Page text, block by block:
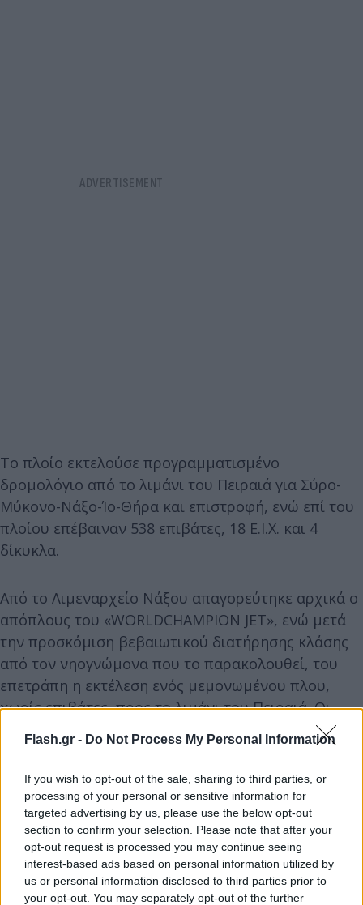
Flash.gr - Do Not Process My Personal Information
If you wish to opt-out of the sale, sharing to third parties, or
processing of your personal or sensitive information for
targeted advertising by us, please use the below opt-out
section to confirm your selection. Please note that after your
opt-out request is processed you may continue seeing
interest-based ads based on personal information utilized by
us or personal information disclosed to third parties prior to
your opt-out. You may separately opt-out of the further
Το πλοίο εκτελούσε προγραμματισμένο
δρομολόγιο από το λιμάνι του Πειραιά για Σύρο-
Μύκονο-Νάξο-Ίο-Θήρα και επιστροφή, ενώ επί του
πλοίου επέβαιναν 538 επιβάτες, 18 Ε.Ι.Χ. και 4
δίκυκλα.
Από το Λιμεναρχείο Νάξου απαγορεύτηκε αρχικά ο
απόπλους του «WORLDCHAMPION JET», ενώ μετά
την προσκόμιση βεβαιωτικού διατήρησης κλάσης
από τον νηογνώμονα που το παρακολουθεί, του
επετράπη η εκτέλεση ενός μεμονωμένου πλου,
χωρίς επιβάτες, προς το λιμάνι του Πειραιά. Οι
επιβάτες θα προωθηθούν στον προορισμό τους με
μέριμνα της εταιρείας.